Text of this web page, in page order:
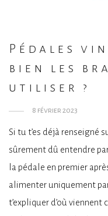
Pédales
bien les
utiliser ?
8 février 2023
Si tu t’es déjà renseigné
sûrement dû entendre
la pédale en premier
alimenter uniquement
t’expliquer d’où